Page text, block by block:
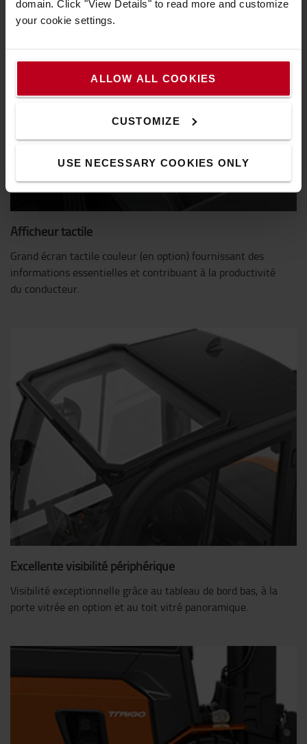
domain. Click "View Details" to read more and customize
your cookie settings.
ALLOW ALL COOKIES
CUSTOMIZE
USE NECESSARY COOKIES ONLY
Afficheur tactile
Grand écran tactile couleur (en option) fournissant des
informations essentielles et contribuant à la productivité
du conducteur.
Excellente visibilité périphérique
Visibilité exceptionnelle grâce au tableau de bord bas, à la
porte vitrée en option et au toit vitré panoramique.